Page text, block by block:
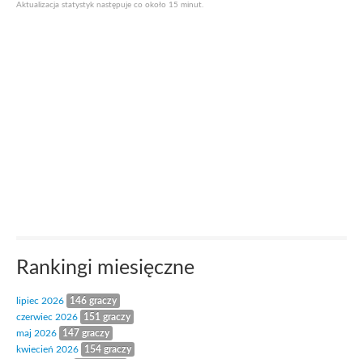
Aktualizacja statystyk następuje co około 15 minut.
Rankingi miesięczne
lipiec 2026
146 graczy
czerwiec 2026
151 graczy
maj 2026
147 graczy
kwiecień 2026
154 graczy